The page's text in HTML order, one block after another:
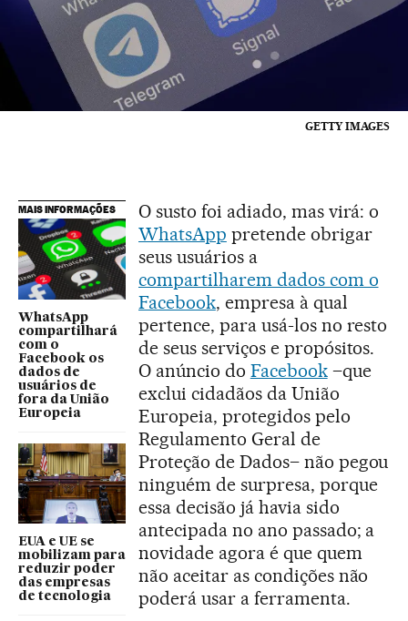
GETTY IMAGES
MAIS INFORMAÇÕES
WhatsApp
compartilhará
com o
Facebook os
dados de
usuários de
fora da União
Europeia
EUA e UE se
mobilizam para
reduzir poder
das empresas
de tecnologia
O susto foi adiado, mas virá: o
WhatsApp pretende obrigar
seus usuários a
compartilharem dados com o
Facebook, empresa à qual
pertence, para usá-los no resto
de seus serviços e propósitos.
O anúncio do Facebook–que
exclui cidadãos da União
Europeia, protegidos pelo
Regulamento Geral de
Proteção de Dados– não pegou
ninguém de surpresa, porque
essa decisão já havia sido
antecipada no ano passado; a
novidade agora é que quem
não aceitar as condições não
poderá usar a ferramenta.